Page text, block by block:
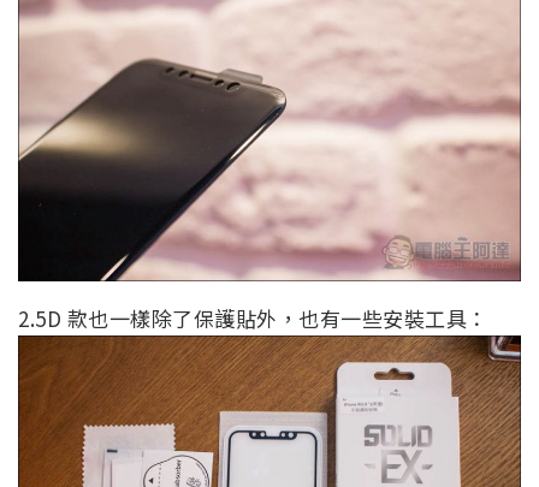
2.5D 款也一樣除了保護貼外，也有一些安裝工具：